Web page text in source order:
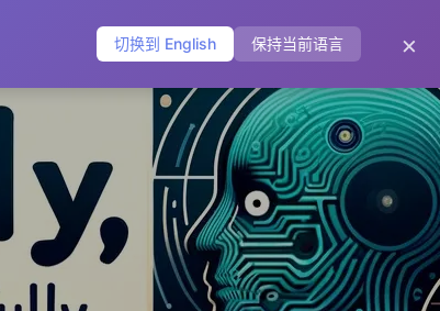
切换到 English 保持当前语言 ×
标签 分类 友链 关于